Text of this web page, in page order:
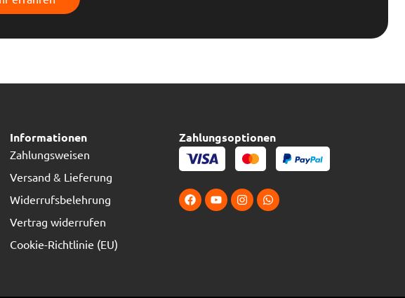
Informationen
Zahlungsweisen
Versand & Lieferung
Widerrufsbelehrung
Vertrag widerrufen
Cookie-Richtlinie (EU)
Zahlungsoptionen